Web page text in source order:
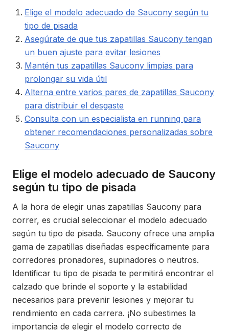
Elige el modelo adecuado de Saucony según tu
tipo de pisada
Asegúrate de que tus zapatillas Saucony tengan
un buen ajuste para evitar lesiones
Mantén tus zapatillas Saucony limpias para
prolongar su vida útil
Alterna entre varios pares de zapatillas Saucony
para distribuir el desgaste
Consulta con un especialista en running para
obtener recomendaciones personalizadas sobre
Saucony
Elige el modelo adecuado de Saucony
según tu tipo de pisada
A la hora de elegir unas zapatillas Saucony para
correr, es crucial seleccionar el modelo adecuado
según tu tipo de pisada. Saucony ofrece una amplia
gama de zapatillas diseñadas específicamente para
corredores pronadores, supinadores o neutros.
Identificar tu tipo de pisada te permitirá encontrar el
calzado que brinde el soporte y la estabilidad
necesarios para prevenir lesiones y mejorar tu
rendimiento en cada carrera. ¡No subestimes la
importancia de elegir el modelo correcto de